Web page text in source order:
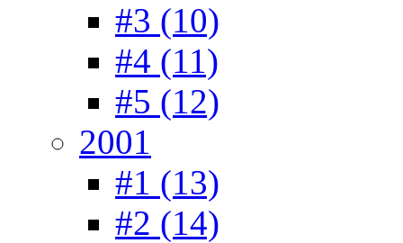
#3 (10)
#4 (11)
#5 (12)
2001
#1 (13)
#2 (14)